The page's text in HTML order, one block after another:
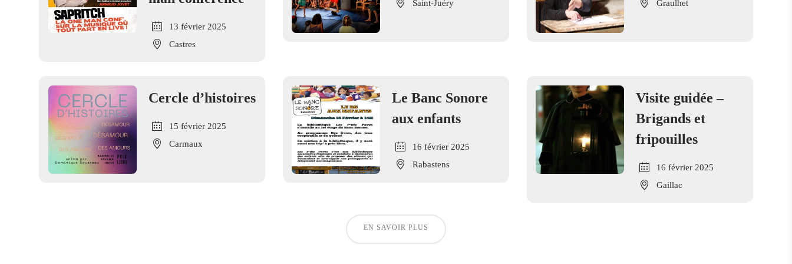
13 février 2025
Castres
Saint-Juéry Graulhet
Cercle d’histoires
15 février 2025
Carmaux
Le Banc Sonore
aux enfants
16 février 2025
Rabastens
Visite guidée –
Brigands et
fripouilles
16 février 2025
Gaillac
EN SAVOIR PLUS